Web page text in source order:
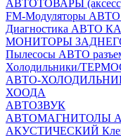
АВТОТОВАРЫ
FM-Модуляторы АВТО
Диагностика АВТО
МОНИТОРЫ
Пылесосы АВТО
Холодильники/
АВТО-
ХООДА
АВТОЗВУК
АВТОМАГНИТОЛЫ
АКУСТИЧЕСКИЙ